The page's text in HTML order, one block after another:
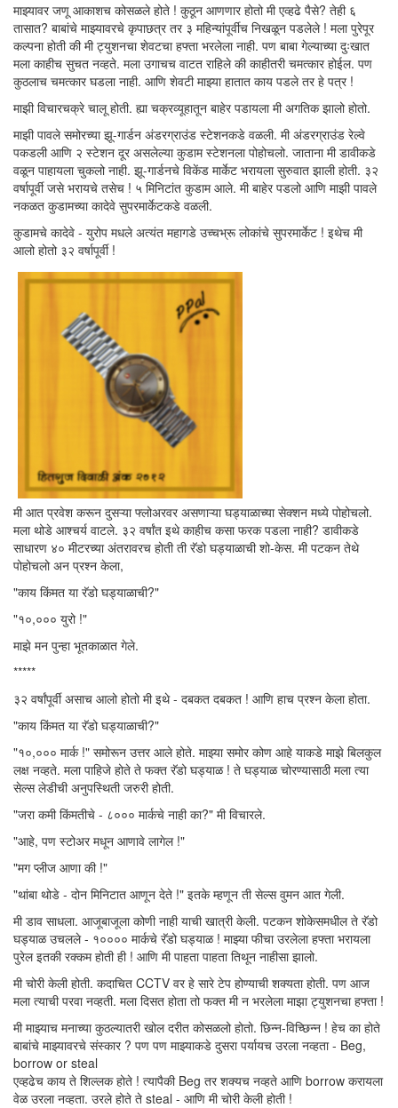
माझ्यावर जणू आकाशच कोसळले होते ! कुठून आणणार होतो मी एव्हढे पैसे? तेही ६
तासात? बाबांचे माझ्यावरचे कृपाछत्र तर ३ महिन्यांपूर्वीच निखळून पडलेले ! मला पुरेपूर
कल्पना होती की मी ट्युशनचा शेवटचा हफ्ता भरलेला नाही. पण बाबा गेल्याच्या दुःखात
मला काहीच सुचत नव्हते. मला उगाचच वाटत राहिले की काहीतरी चमत्कार होईल. पण
कुठलाच चमत्कार घडला नाही. आणि शेवटी माझ्या हातात काय पडले तर हे पत्र !
माझी विचारचक्रे चालू होती. ह्या चक्रव्यूहातून बाहेर पडायला मी अगतिक झालो होतो.
माझी पावले समोरच्या झू-गार्डन अंडरग्राउंड स्टेशनकडे वळली. मी अंडरग्राउंड रेल्वे
पकडली आणि २ स्टेशन दूर असलेल्या कुडाम स्टेशनला पोहोचलो. जाताना मी डावीकडे
वळून पाहायला चुकलो नाही. झू-गार्डनचे विकेंड मार्केट भरायला सुरुवात झाली होती. ३२
वर्षापूर्वी जसे भरायचे तसेच ! ५ मिनिटांत कुडाम आले. मी बाहेर पडलो आणि माझी पावले
नकळत कुडामच्या कादेवे सुपरमार्केटकडे वळली.
कुडामचे कादेवे - युरोप मधले अत्यंत महागडे उच्चभ्रू लोकांचे सुपरमार्केट ! इथेच मी
आलो होतो ३२ वर्षापूर्वी !
मी आत प्रवेश करून दुसऱ्या फ्लोअरवर असणाऱ्या घड्याळाच्या सेक्शन मध्ये पोहोचलो.
मला थोडे आश्चर्य वाटले. ३२ वर्षांत इथे काहीच कसा फरक पडला नाही? डावीकडे
साधारण ४० मीटरच्या अंतरावरच होती ती रॅडो घड्याळाची शो-केस. मी पटकन तेथे
पोहोचलो अन प्रश्न केला,
"काय किंमत या रॅडो घड्याळाची?"
"१०,००० युरो !"
माझे मन पुन्हा भूतकाळात गेले.
*****
३२ वर्षांपूर्वी असाच आलो होतो मी इथे - दबकत दबकत ! आणि हाच प्रश्न केला होता.
"काय किंमत या रॅडो घड्याळाची?"
"१०,००० मार्क !" समोरून उत्तर आले होते. माझ्या समोर कोण आहे याकडे माझे बिलकुल
लक्ष नव्हते. मला पाहिजे होते ते फक्त रॅडो घड्याळ ! ते घड्याळ चोरण्यासाठी मला त्या
सेल्स लेडीची अनुपस्थिती जरुरी होती.
"जरा कमी किंमतीचे - ८००० मार्कचे नाही का?" मी विचारले.
"आहे, पण स्टोअर मधून आणावे लागेल !"
"मग प्लीज आणा की !"
"थांबा थोडे - दोन मिनिटात आणून देते !" इतके म्हणून ती सेल्स वुमन आत गेली.
मी डाव साधला. आजूबाजूला कोणी नाही याची खात्री केली. पटकन शोकेसमधील ते रॅडो
घड्याळ उचलले - १०००० मार्कचे रॅडो घड्याळ ! माझ्या फीचा उरलेला हफ्ता भरायला
पुरेल इतकी रक्कम होती ही ! आणि मी पाहता पाहता तिथून नाहीसा झालो.
मी चोरी केली होती. कदाचित CCTV वर हे सारे टेप होण्याची शक्यता होती. पण आज
मला त्याची परवा नव्हती. मला दिसत होता तो फक्त मी न भरलेला माझा ट्युशनचा हफ्ता !
मी माझ्याच मनाच्या कुठल्यातरी खोल दरीत कोसळलो होतो. छिन्न-विच्छिन्न ! हेच का होते
बाबांचे माझ्यावरचे संस्कार ? पण पण माझ्याकडे दुसरा पर्यायच उरला नव्हता - Beg,
borrow or steal
एव्हढेच काय ते शिल्लक होते ! त्यापैकी Beg तर शक्यच नव्हते आणि borrow करायला
वेळ उरला नव्हता. उरले होते ते steal - आणि मी चोरी केली होती !